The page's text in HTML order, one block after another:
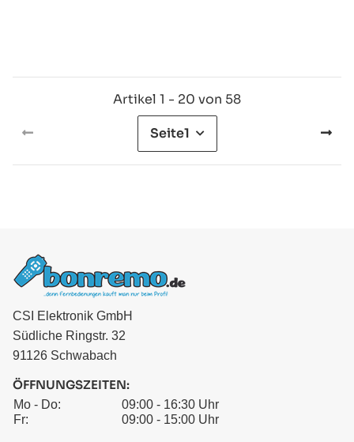
Artikel 1 - 20 von 58
Seite1
CSI Elektronik GmbH
Südliche Ringstr. 32
91126 Schwabach
ÖFFNUNGSZEITEN:
Mo - Do:
09:00 - 16:30 Uhr
Fr:
09:00 - 15:00 Uhr